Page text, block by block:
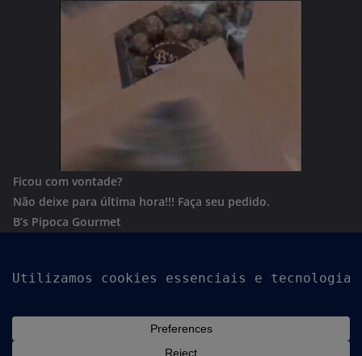
Ficou com vontade?
Não deixe para última hora!!! Faça seu pedido.
B’s Pipoca Gourmet